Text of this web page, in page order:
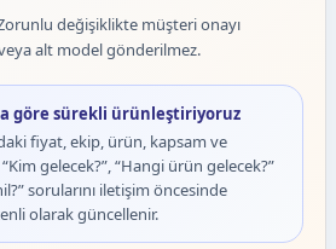
değişiklikte müşteri onayı
alt model gönderilmez.
göre sürekli ürünleştiriyoruz
fiyat, ekip, ürün, kapsam ve
gelecek?”, “Hangi ürün gelecek?”
sorularını iletişim öncesinde
olarak güncellenir.